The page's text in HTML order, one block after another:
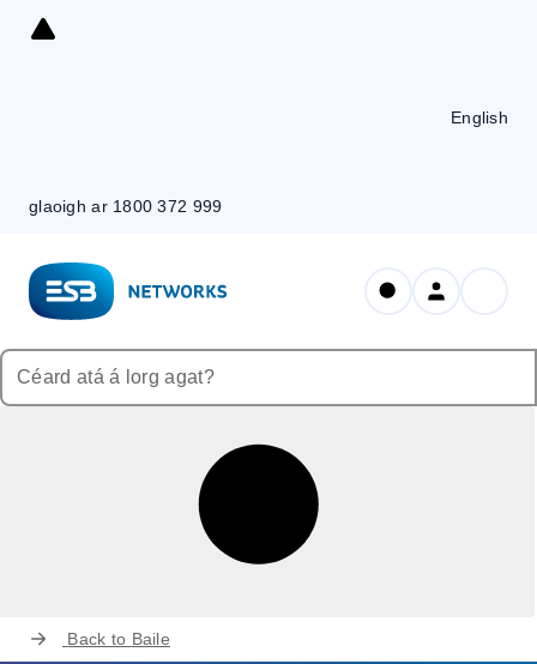
Skip
glaoigh ar 1800 372 999
English
Back to Baile